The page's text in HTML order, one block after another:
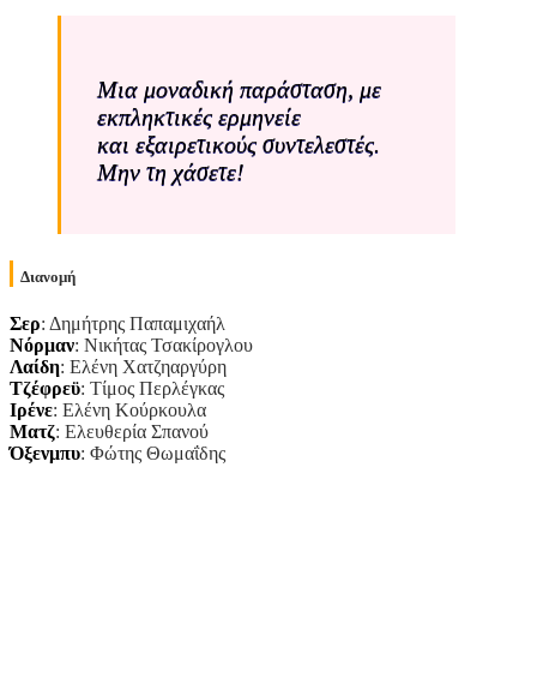
Μια μοναδική παράσταση, με
εκπληκτικές ερμηνείε
και εξαιρετικούς συντελεστές.
Μην τη χάσετε!
Διανομή
Σερ: Δημήτρης Παπαμιχαήλ
Νόρμαν: Νικήτας Τσακίρογλου
Λαίδη: Ελένη Χατζηαργύρη
Τζέφρεϋ: Τίμος Περλέγκας
Ιρένε: Ελένη Κούρκουλα
Ματζ: Ελευθερία Σπανού
Όξενμπυ: Φώτης Θωμαΐδης